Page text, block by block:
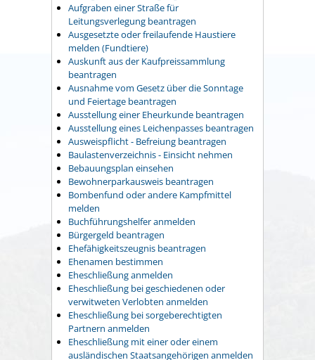
Aufgraben einer Straße für
Leitungsverlegung beantragen
Ausgesetzte oder freilaufende Haustiere
melden (Fundtiere)
Auskunft aus der Kaufpreissammlung
beantragen
Ausnahme vom Gesetz über die Sonntage
und Feiertage beantragen
Ausstellung einer Eheurkunde beantragen
Ausstellung eines Leichenpasses beantragen
Ausweispflicht - Befreiung beantragen
Baulastenverzeichnis - Einsicht nehmen
Bebauungsplan einsehen
Bewohnerparkausweis beantragen
Bombenfund oder andere Kampfmittel
melden
Buchführungshelfer anmelden
Bürgergeld beantragen
Ehefähigkeitszeugnis beantragen
Ehenamen bestimmen
Eheschließung anmelden
Eheschließung bei geschiedenen oder
verwitweten Verlobten anmelden
Eheschließung bei sorgeberechtigten
Partnern anmelden
Eheschließung mit einer oder einem
ausländischen Staatsangehörigen anmelden